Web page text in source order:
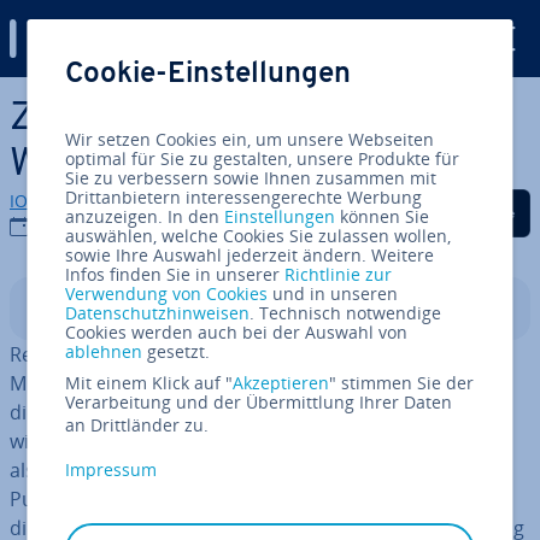
Zum Haupt­in­halt springen
Zwischen News und Memes:
Was ist Reddit?
IONOS Redaktion
23.01.2020
Auf Facebook teilen
Auf Twitter teilen
Auf LinkedIn
In­halts­ver­zeich­nis
Reddit ist einSocial-News-Ag­gre­ga­tor
Mischung aus Dis­kus­si­ons­platt­form und Link-Verteiler,
die in Foren, den so­ge­nann­ten Subred­dits, auf­ge­teilt
wird. User, die Redditors, sind sowohl Content-Creator
als auch Kon­su­men­ten und Kuratoren. Anhand eines
Punk­te­sys­tems aus Upvotes und Downvotes bestimmt
die Community, welche Inhalte und Dis­kus­sio­nen wichtig
Cookie-Einstellungen
Wir setzen Cookies ein, um unsere Webseiten
optimal für Sie zu gestalten, unsere Produkte für
Sie zu verbessern sowie Ihnen zusammen mit
Drittanbietern interessengerechte Werbung
anzuzeigen. In den Einstellungen können Sie
auswählen, welche Cookies Sie zulassen wollen,
sowie Ihre Auswahl jederzeit ändern. Weitere
Infos finden Sie in unserer Richtlinie zur
Verwendung von Cookies und in unseren
Datenschutzhinweisen. Technisch notwendige
Cookies werden auch bei der Auswahl von
ablehnen gesetzt.
Mit einem Klick auf "Akzeptieren" stimmen Sie der
Verarbeitung und der Übermittlung Ihrer Daten
an Drittländer zu.
Impressum